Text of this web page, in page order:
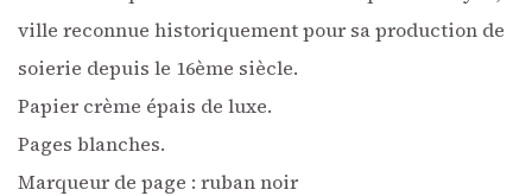
ville reconnue historiquement pour sa production de
soierie depuis le 16ème siècle.
Papier crème épais de luxe.
Pages blanches.
Marqueur de page : ruban noir